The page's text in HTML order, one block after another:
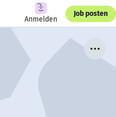
Anmelden
Job posten